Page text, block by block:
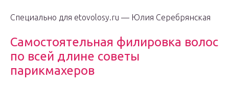
Специально для etovolosy.ru — Юлия Серебрянская
Самостоятельная филировка волос
по всей длине советы
парикмахеров